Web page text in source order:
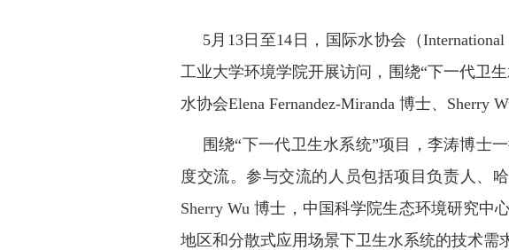
5月 13日至14 日，国际水协会（
工业大学环境学院开展访问，围绕“下一代卫
水协会Elena Fernandez-Miranda 博士、 Sherry
围绕“下一代卫生水系统”项目，李涛博士
度交流。参与交流的人员包括项目负责人、
Sherry Wu博士，中国科学院生态环境研究中
地区和分散式应用场景下卫生水系统的技术